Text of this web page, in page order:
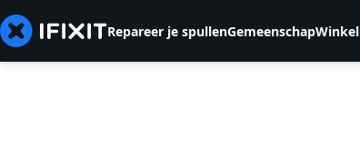
Repareer je spullenGemeenschapWinkel